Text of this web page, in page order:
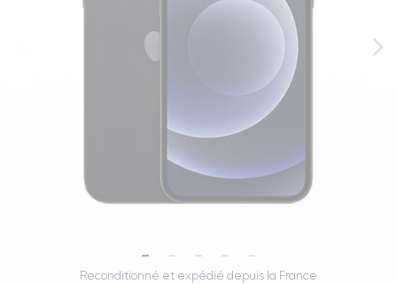
Reconditionné et expédié depuis la France